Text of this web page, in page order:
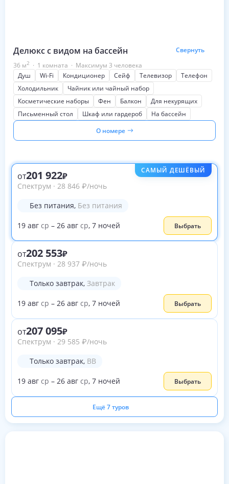
Делюкс с видом на бассейн
Свернуть
36 м2 · 1 комната · Максимум 3 человека
Душ
Wi-Fi Кондиционер Сейф Телевизор
Телефон
Холодильник
Чайник или чайный набор
Косметические наборы
Фен Балкон
Для некурящих
Письменный стол
Шкаф или гардероб
На бассейн
О номере
САМЫЙ ДЕШЁВЫЙ
от201 922
Спектрум · 28 846 ₽/ночь
Без питания, Без питания
19 авг ср – 26 авг ср, 7 ночей Выбрать
от202 553
Спектрум · 28 937 ₽/ночь
Только завтрак, Завтрак
19 авг ср – 26 авг ср, 7 ночей Выбрать
от207 095
Спектрум · 29 585 ₽/ночь
Только завтрак, BB
19 авг ср – 26 авг ср, 7 ночей Выбрать
Ещё 7 туров